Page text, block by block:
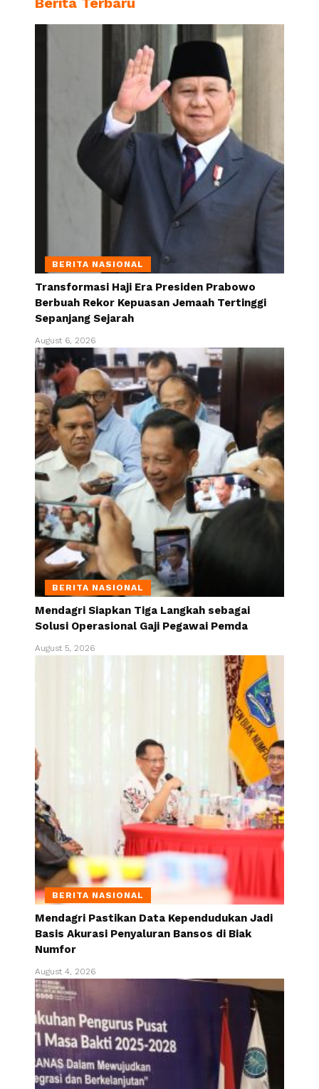
BERITA NASIONAL
Transformasi Haji Era Presiden Prabowo
Berbuah Rekor Kepuasan Jemaah Tertinggi
Sepanjang Sejarah
August 6, 2026
BERITA NASIONAL
Mendagri Siapkan Tiga Langkah sebagai
Solusi Operasional Gaji Pegawai Pemda
August 5, 2026
BERITA NASIONAL
Mendagri Pastikan Data Kependudukan Jadi
Basis Akurasi Penyaluran Bansos di Biak
Numfor
August 4, 2026